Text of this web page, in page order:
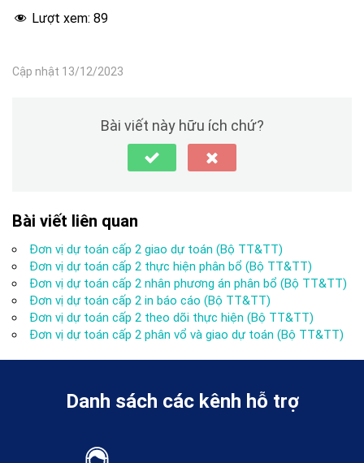
Lượt xem: 89
Cập nhật 13/12/2023
Bài viết này hữu ích chứ?
Bài viết liên quan
Đơn vị dự toán cấp 2 giao dự toán (Bộ TT&TT)
Đơn vị dự toán cấp 2 thực hiện phân bổ (Bộ TT&TT)
Đơn vị dự toán cấp 2 nhân phương án phân bổ (Bộ TT&TT)
Đơn vị dự toán cấp 2 in báo cáo (Bộ TT&TT)
Đơn vị dự toán cấp 2 theo dõi thực hiện (Bộ TT&TT)
Đơn vị dự toán cấp 2 phân vổ và giao dự toán (Bộ TT&TT)
Danh sách các kênh hỗ trợ